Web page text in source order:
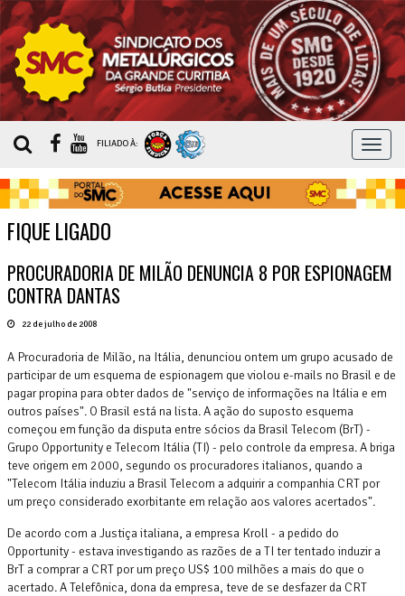
MENU
FILIADO À:
FIQUE LIGADO
PROCURADORIA DE MILÃO DENUNCIA 8 POR ESPIONAGEM
CONTRA DANTAS
22 de julho de 2008
A Procuradoria de Milão, na Itália, denunciou ontem um grupo acusado de
participar de um esquema de espionagem que violou e-mails no Brasil e de
pagar propina para obter dados de "serviço de informações na Itália e em
outros países". O Brasil está na lista. A ação do suposto esquema
começou em função da disputa entre sócios da Brasil Telecom (BrT) -
Grupo Opportunity e Telecom Itália (TI) - pelo controle da empresa. A briga
teve origem em 2000, segundo os procuradores italianos, quando a
"Telecom Itália induziu a Brasil Telecom a adquirir a companhia CRT por
um preço considerado exorbitante em relação aos valores acertados".
De acordo com a Justiça italiana, a empresa Kroll - a pedido do
Opportunity - estava investigando as razões de a TI ter tentado induzir a
BrT a comprar a CRT por um preço US$ 100 milhões a mais do que o
acertado. A Telefônica, dona da empresa, teve de se desfazer da CRT